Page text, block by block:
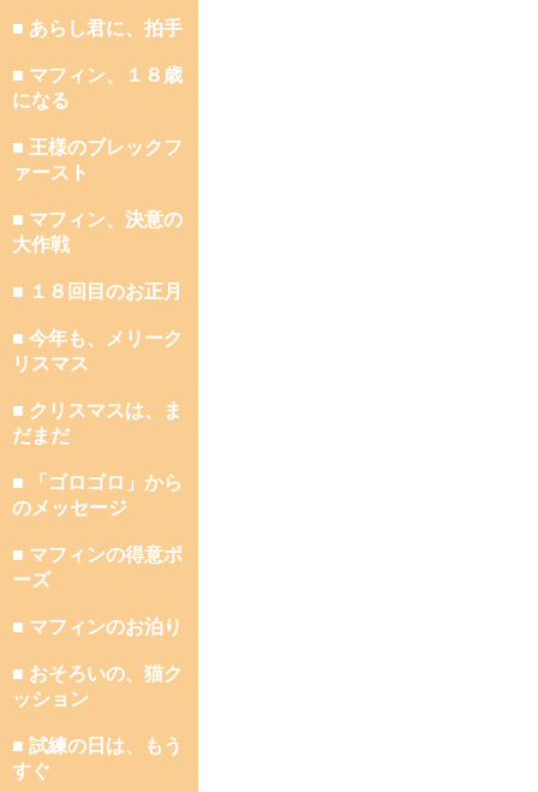
■ あらし君に、拍手
■ マフィン、１８歳
になる
■ 王様のブレックフ
ァースト
■ マフィン、決意の
大作戦
■ １８回目のお正月
■ 今年も、メリーク
リスマス
■ クリスマスは、ま
だまだ
■ 「ゴロゴロ」から
のメッセージ
■ マフィンの得意ポ
ーズ
■ マフィンのお泊り
■ おそろいの、猫ク
ッション
■ 試練の日は、もう
すぐ